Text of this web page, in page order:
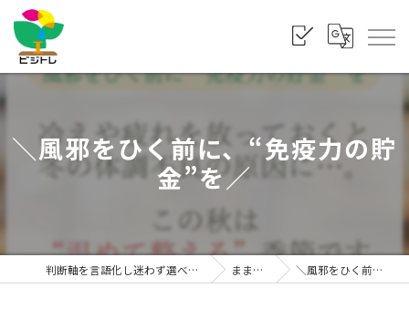
＼風邪をひく前に、“免疫力の貯
金”を／
判断軸を言語化し迷わず選べる状態をつくる「株式会社ビジトレ」 まま利楽ブログ ＼風邪をひく前に、“免疫力の貯金”を／